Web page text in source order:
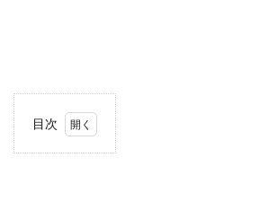
目次